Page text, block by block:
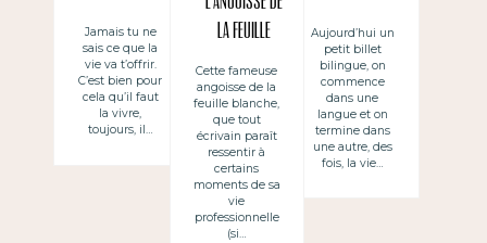
Jamais tu ne
sais ce que la
vie va t’offrir.
C’est bien pour
cela qu’il faut
la vivre,
toujours, il…
la feuille
blanche
Cette fameuse
angoisse de la
feuille blanche,
que tout
écrivain paraît
ressentir à
certains
moments de sa
vie
professionnelle
(si…
Camus
Aujourd’hui un
petit billet
bilingue, on
commence
dans une
langue et on
termine dans
une autre, des
fois, la vie…